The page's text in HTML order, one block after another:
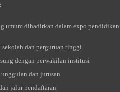
umum dihadirkan dalam expo
sekolah dan perguruan tinggi
dengan perwakilan institusi
unggulan dan jurusan
jalur pendaftaran